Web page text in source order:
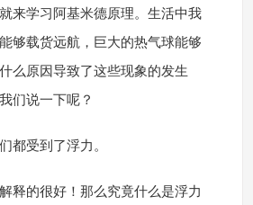
来学习阿基米德原理。生活中我
够载货远航，巨大的热气球能够
么原因导致了这些现象的发生
们说一下呢？
都受到了浮力。
释的很好！那么究竟什么是浮力